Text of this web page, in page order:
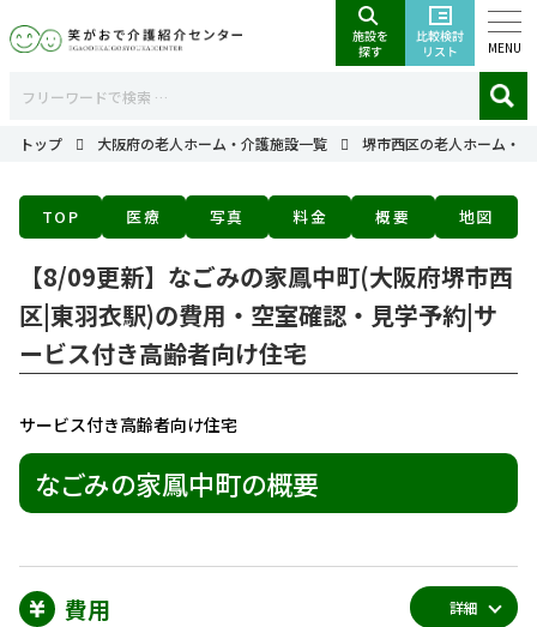
MENU
トップ 大阪府の老人ホーム・介護施設一覧 堺市西区の老人ホーム・
TOP 医療 写真 料金 概要 地図
【8/09更新】なごみの家鳳中町(大阪府堺市西
区|東羽衣駅)の費用・空室確認・見学予約|サ
ービス付き高齢者向け住宅
サービス付き高齢者向け住宅
なごみの家鳳中町の概要
費用 詳細